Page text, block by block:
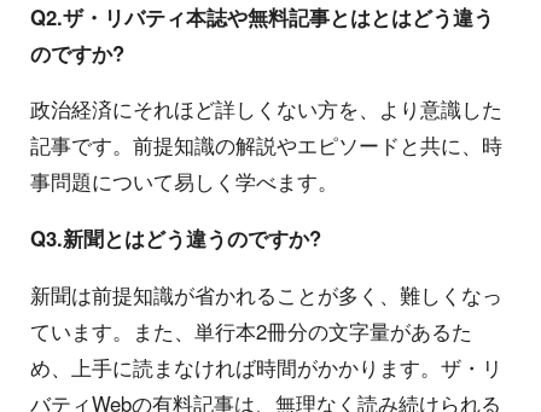
Q2.ザ・リバティ本誌や無料記事とはとはどう違う
のですか?
政治経済にそれほど詳しくない方を、より意識した
記事です。前提知識の解説やエピソードと共に、時
事問題について易しく学べます。
Q3.新聞とはどう違うのですか?
新聞は前提知識が省かれることが多く、難しくなっ
ています。また、単行本2冊分の文字量があるた
め、上手に読まなければ時間がかかります。ザ・リ
バティWebの有料記事は、無理なく読み続けられる